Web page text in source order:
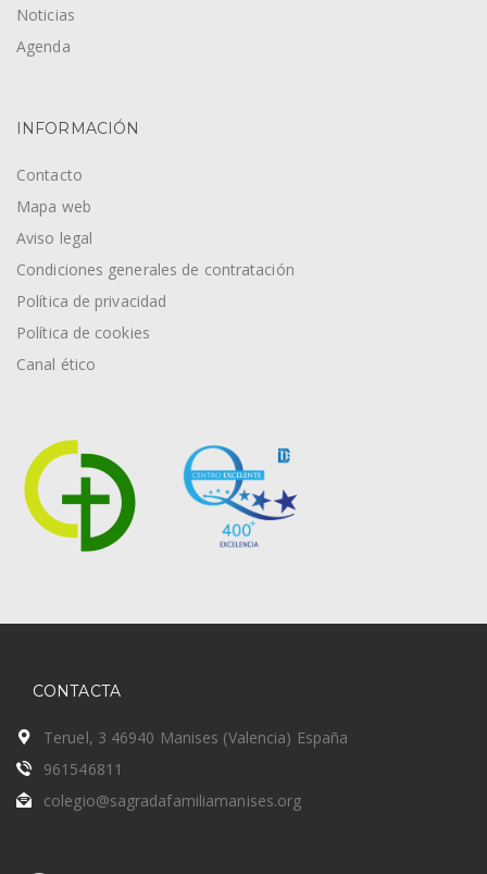
Noticias
Agenda
INFORMACIÓN
Contacto
Mapa web
Aviso legal
Condiciones generales de contratación
Política de privacidad
Política de cookies
Canal ético
CONTACTA
Teruel, 3 46940 Manises (Valencia) España
961546811
colegio@sagradafamiliamanises.org